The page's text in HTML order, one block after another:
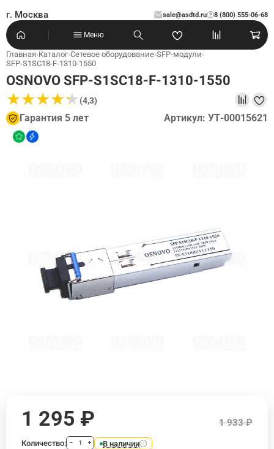
г. Москва sale@asdtd.ru 8 (800) 555-06-68
?
Меню
Главная›Каталог›Сетевое оборудование›SFP-модули›
SFP-S1SC18-F-1310-1550
OSNOVO SFP-S1SC18-F-1310-1550
★★★★★
★★★★★(4,3)
Гарантия 5 лет Артикул: УТ-00015621
1 295 ₽ 1 933 ₽
Количество: − + В наличии